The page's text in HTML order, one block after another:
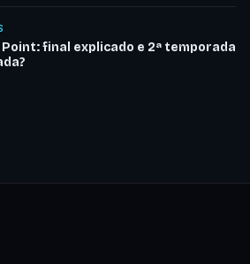
final explicado e 2ª temporada